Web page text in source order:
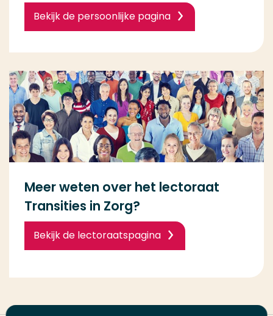
Bekijk de persoonlijke pagina
Meer weten over het lectoraat
Transities in Zorg?
Bekijk de lectoraatspagina